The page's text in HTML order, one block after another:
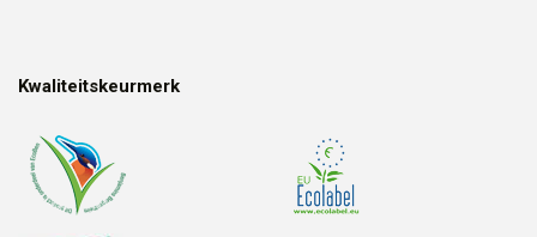
Kwaliteitskeurmerk